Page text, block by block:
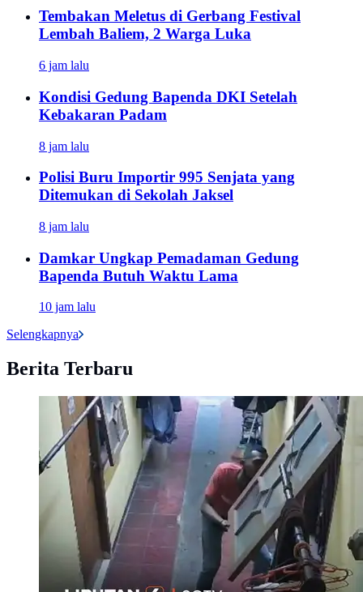
Tembakan Meletus di Gerbang Festival
Lembah Baliem, 2 Warga Luka
6 jam lalu
Kondisi Gedung Bapenda DKI Setelah
Kebakaran Padam
8 jam lalu
Polisi Buru Importir 995 Senjata yang
Ditemukan di Sekolah Jaksel
8 jam lalu
Damkar Ungkap Pemadaman Gedung
Bapenda Butuh Waktu Lama
10 jam lalu
Selengkapnya
Berita Terbaru